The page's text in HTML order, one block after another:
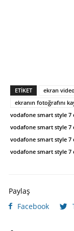
ETIKET ekran
ekranın fotoğrafını
vodafone smart style 7
vodafone smart style
vodafone smart style
vodafone smart style 7
Paylaş
Facebook